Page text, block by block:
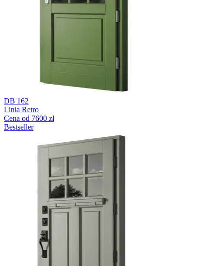
DB 162
Linia Retro
Cena od 7600 zł
Bestseller